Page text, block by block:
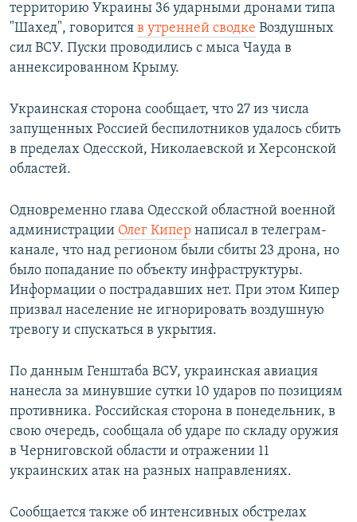
Все сайты РСЕ/РС
территорию Украины 36 ударными дронами типа
"Шахед", говорится в утренней сводке Воздушных
сил ВСУ. Пуски проводились с мыса Чауда в
аннексированном Крыму.
Украинская сторона сообщает, что 27 из числа
запущенных Россией беспилотников удалось сбить
в пределах Одесской, Николаевской и Херсонской
областей.
Одновременно глава Одесской областной военной
администрации Олег Кипер написал в телеграм-
канале, что над регионом были сбиты 23 дрона, но
было попадание по объекту инфраструктуры.
Информации о пострадавших нет. При этом Кипер
призвал население не игнорировать воздушную
тревогу и спускаться в укрытия.
По данным Генштаба ВСУ, украинская авиация
нанесла за минувшие сутки 10 ударов по позициям
противника. Российская сторона в понедельник, в
свою очередь, сообщала об ударе по складу оружия
в Черниговской области и отражении 11
украинских атак на разных направлениях.
Сообщается также об интенсивных обстрелах